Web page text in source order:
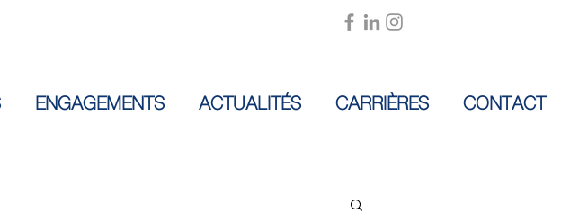
ENGAGEMENTS ACTUALITÉS CARRIÈRES CONTACT